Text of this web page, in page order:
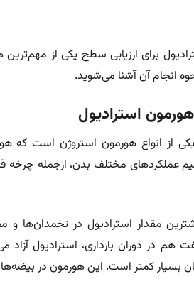
برای ارزیابی سطح یکی از
انجام آن آشنا می‌شوید.
استرادیول
یکی از انواع هورمون استروژن است که
عملکردهای مختلف بدن، ازجمله چرخه
مقدار استرادیول در تخمدان‌ها
در دوران بارداری، استرادیول آزاد
بسیار کمتر است. این هورمون در